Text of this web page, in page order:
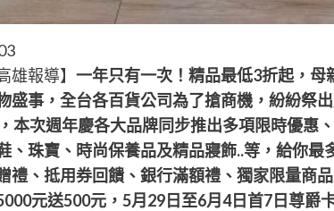
雄報導】 一年只有一次！精品最低3折起，
盛事 ，全台各百貨公司為了搶商機，紛紛祭
本次週年慶各大品牌同步推出多項限時優惠
、珠寶、時尚保養品及精品寢飾..等，給你最
禮、抵用券回饋、銀行滿額禮、獨家限量商
元送500元，5月29日至6月4日首7日尊爵